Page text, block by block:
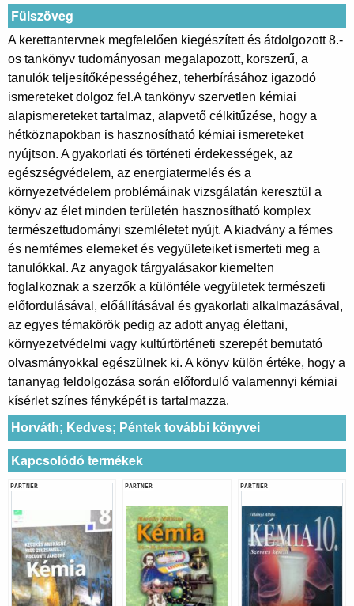
Fülszöveg
A kerettantervnek megfelelően kiegészített és átdolgozott 8.-
os tankönyv tudományosan megalapozott, korszerű, a
tanulók teljesítőképességéhez, teherbírásához igazodó
ismereteket dolgoz fel.A tankönyv szervetlen kémiai
alapismereteket tartalmaz, alapvető célkitűzése, hogy a
hétköznapokban is hasznosítható kémiai ismereteket
nyújtson. A gyakorlati és történeti érdekességek, az
egészségvédelem, az energiatermelés és a
környezetvédelem problémáinak vizsgálatán keresztül a
könyv az élet minden területén hasznosítható komplex
természettudományi szemléletet nyújt. A kiadvány a fémes
és nemfémes elemeket és vegyületeiket ismerteti meg a
tanulókkal. Az anyagok tárgyalásakor kiemelten
foglalkoznak a szerzők a különféle vegyületek természeti
előfordulásával, előállításával és gyakorlati alkalmazásával,
az egyes témakörök pedig az adott anyag élettani,
környezetvédelmi vagy kultúrtörténeti szerepét bemutató
olvasmányokkal egészülnek ki. A könyv külön értéke, hogy a
tananyag feldolgozása során előforduló valamennyi kémiai
kísérlet színes fényképét is tartalmazza.
Horváth; Kedves; Péntek további könyvei
Kapcsolódó termékek
PARTNER PARTNER PARTNER